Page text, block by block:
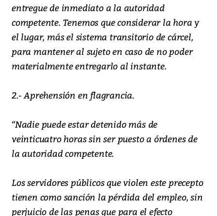
entregue de inmediato a la autoridad
competente. Tenemos que considerar la hora y
el lugar, más el sistema transitorio de cárcel,
para mantener al sujeto en caso de no poder
materialmente entregarlo al instante.
2.- Aprehensión en flagrancia.
“Nadie puede estar detenido más de
veinticuatro horas sin ser puesto a órdenes de
la autoridad competente.
Los servidores públicos que violen este precepto
tienen como sanción la pérdida del empleo, sin
perjuicio de las penas que para el efecto